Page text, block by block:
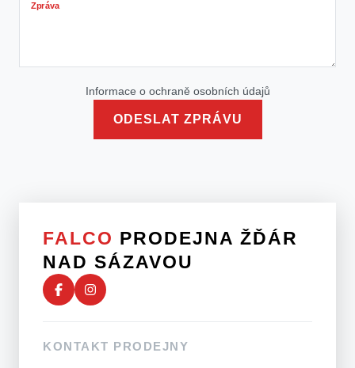
Zpráva
Informace o ochraně osobních údajů
ODESLAT ZPRÁVU
FALCO PRODEJNA ŽĎÁR
NAD SÁZAVOU
KONTAKT PRODEJNY